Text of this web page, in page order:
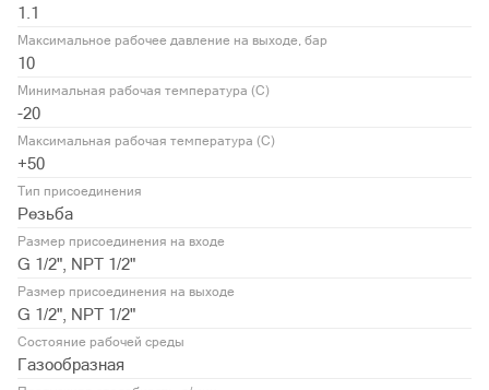
1.1
Максимальное рабочее давление на выходе, бар
10
Минимальная рабочая температура (С)
-20
Максимальная рабочая температура (С)
+50
Тип присоединения
Резьба
Размер присоединения на входе
G 1/2", NPT 1/2"
Размер присоединения на выходе
G 1/2", NPT 1/2"
Состояние рабочей среды
Газообразная